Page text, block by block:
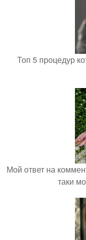
Топ 5 процедур
Мой ответ на
таки